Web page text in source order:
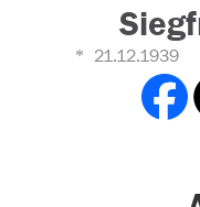
21.12.1939